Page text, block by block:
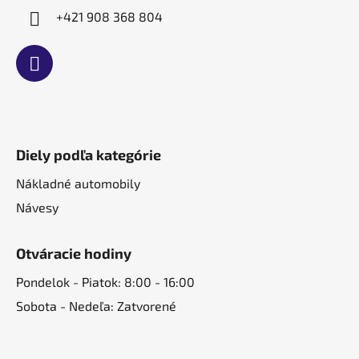
+421 908 368 804
Diely podľa kategórie
Nákladné automobily
Návesy
Otváracie hodiny
Pondelok - Piatok: 8:00 - 16:00
Sobota - Nedeľa: Zatvorené